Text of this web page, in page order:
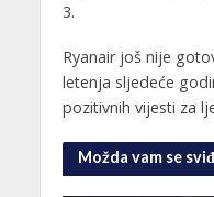
3.
Ryanair još nije
letenja sljedeće
pozitivnih vijesti za
Možda vam se